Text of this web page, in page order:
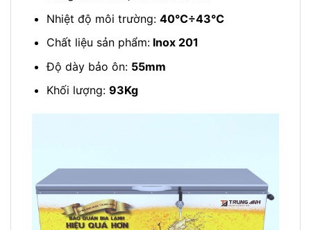
Nhiệt độ môi trường: 40℃÷43℃
Chất liệu sản phẩm:Inox 201
Độ dày bảo ôn: 55mm
Khối lượng: 93Kg